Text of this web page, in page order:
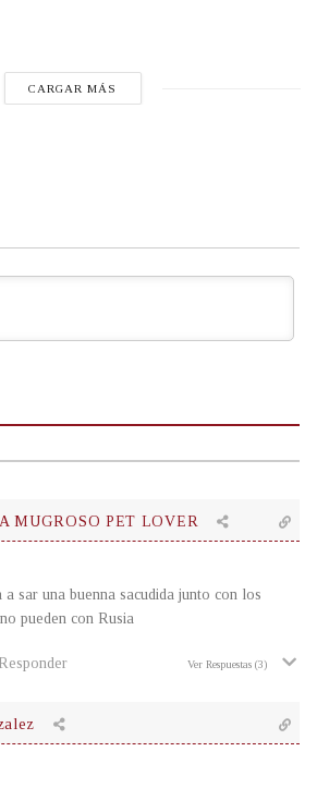
CARGAR MÁS
MUGROSO PET LOVER
sar una buenna sacudida junto con los
pueden con Rusia
Responder Ver Respuestas (3)